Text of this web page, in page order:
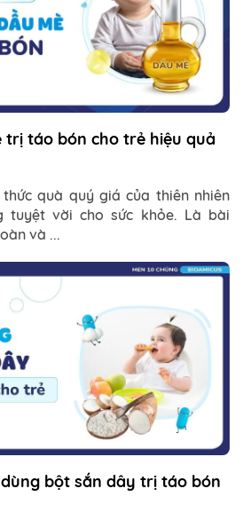
trị táo bón cho trẻ hiệu quả
quà quý giá của thiên nhiên
tuyệt vời cho sức khỏe. Là bài
và ...
bột sắn dây trị táo bón